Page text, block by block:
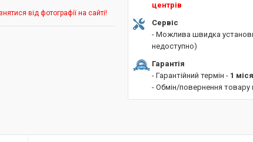
від фотографії на сайті!
центрів
Сервіс
- Можлива швидка
недоступно)
Гарантія
- Гарантійний термін - 1
- Обмін/повернення товару